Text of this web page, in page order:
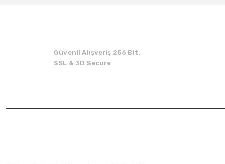
Güvenli Alışveriş 256 Bit.
SSL & 3D Secure